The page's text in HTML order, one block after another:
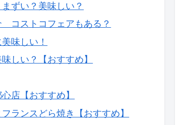
ずい？美味しい？
コストコフェアもある？
味しい！
しい？【おすすめ】
店【おすすめ】
ランスどら焼き【おすすめ】